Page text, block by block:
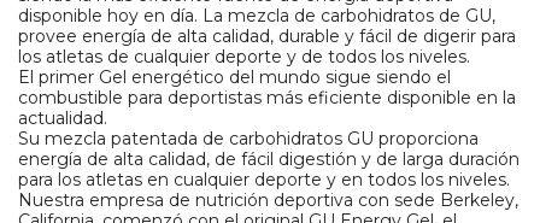
disponible hoy en día. La mezcla de carbohidratos de GU,
provee energía de alta calidad, durable y fácil de digerir para
los atletas de cualquier deporte y de todos los niveles.
El primer Gel energético del mundo sigue siendo el
combustible para deportistas más eficiente disponible en la
actualidad.
Su mezcla patentada de carbohidratos GU proporciona
energía de alta calidad, de fácil digestión y de larga duración
para los atletas en cualquier deporte y en todos los niveles.
Nuestra empresa de nutrición deportiva con sede Berkeley,